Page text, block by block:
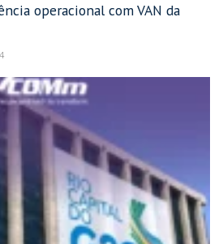
operacional com VAN da